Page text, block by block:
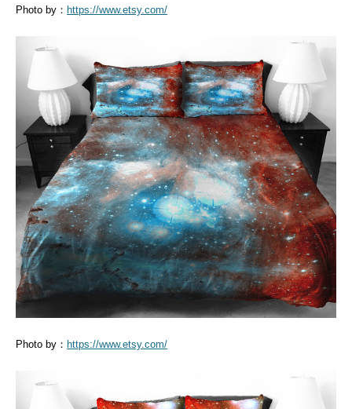
Photo by： https://www.etsy.com/
Photo by： https://www.etsy.com/